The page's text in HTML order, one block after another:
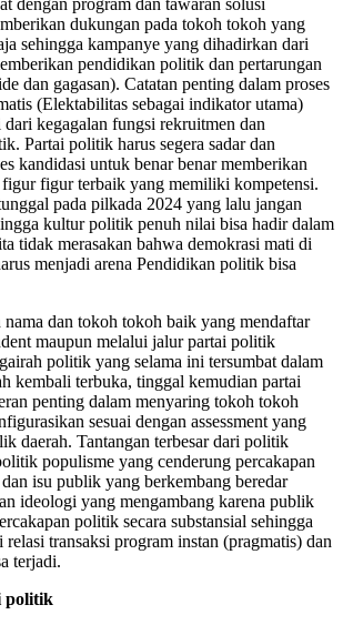
dukungan pada tokoh tokoh yang
sehingga kampanye yang dihadirkan dari
pendidikan politik dan pertarungan
dan gagasan). Catatan penting dalam proses
(Elektabilitas sebagai indikator utama)
kegagalan fungsi rekruitmen dan
Partai politik harus segera sadar dan
kandidasi untuk benar benar memberikan
figur figur terbaik yang memiliki kompetensi.
pada pilkada 2024 yang lalu jangan
kultur politik penuh nilai bisa hadir dalam
tidak merasakan bahwa demokrasi mati di
menjadi arena Pendidikan politik bisa
dan tokoh tokoh baik yang mendaftar
maupun melalui jalur partai politik
politik yang selama ini tersumbat dalam
kembali terbuka, tinggal kemudian partai
penting dalam menyaring tokoh tokoh
sesuai dengan assessment yang
daerah. Tantangan terbesar dari politik
populisme yang cenderung percakapan
isu publik yang berkembang beredar
ideologi yang mengambang karena publik
politik secara substansial sehingga
transaksi program instan (pragmatis) dan
terjadi.
politik